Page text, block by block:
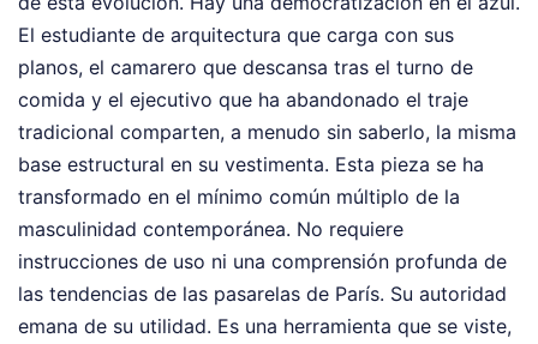
El estudiante de arquitectura que carga con sus
planos, el camarero que descansa tras el turno de
comida y el ejecutivo que ha abandonado el traje
tradicional comparten, a menudo sin saberlo, la misma
base estructural en su vestimenta. Esta pieza se ha
transformado en el mínimo común múltiplo de la
masculinidad contemporánea. No requiere
instrucciones de uso ni una comprensión profunda de
las tendencias de las pasarelas de París. Su autoridad
emana de su utilidad. Es una herramienta que se viste,